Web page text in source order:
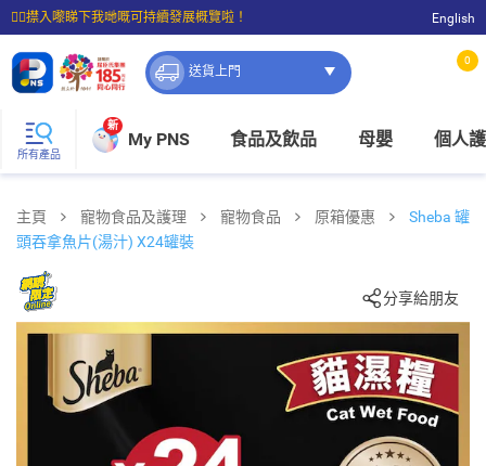
☝🏼㩒入嚟睇下我哋嘅可持續發展概覽啦！
⭐購物滿$399即享免費送貨；滿$100即可免費店取。
English
送貨上門
0
所有產品
新
My PNS 食品及飲品 母嬰 個人
主頁 寵物食品及護理 寵物食品 原箱優惠
Sheba 罐
頭吞拿魚片(湯汁) X24罐裝
分享給朋友